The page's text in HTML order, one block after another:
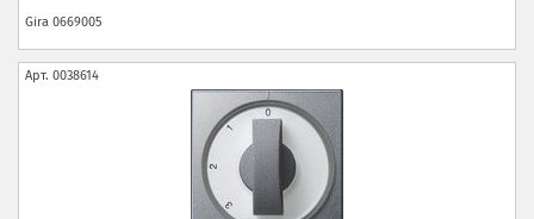
Gira 0669005
Арт. 0038614